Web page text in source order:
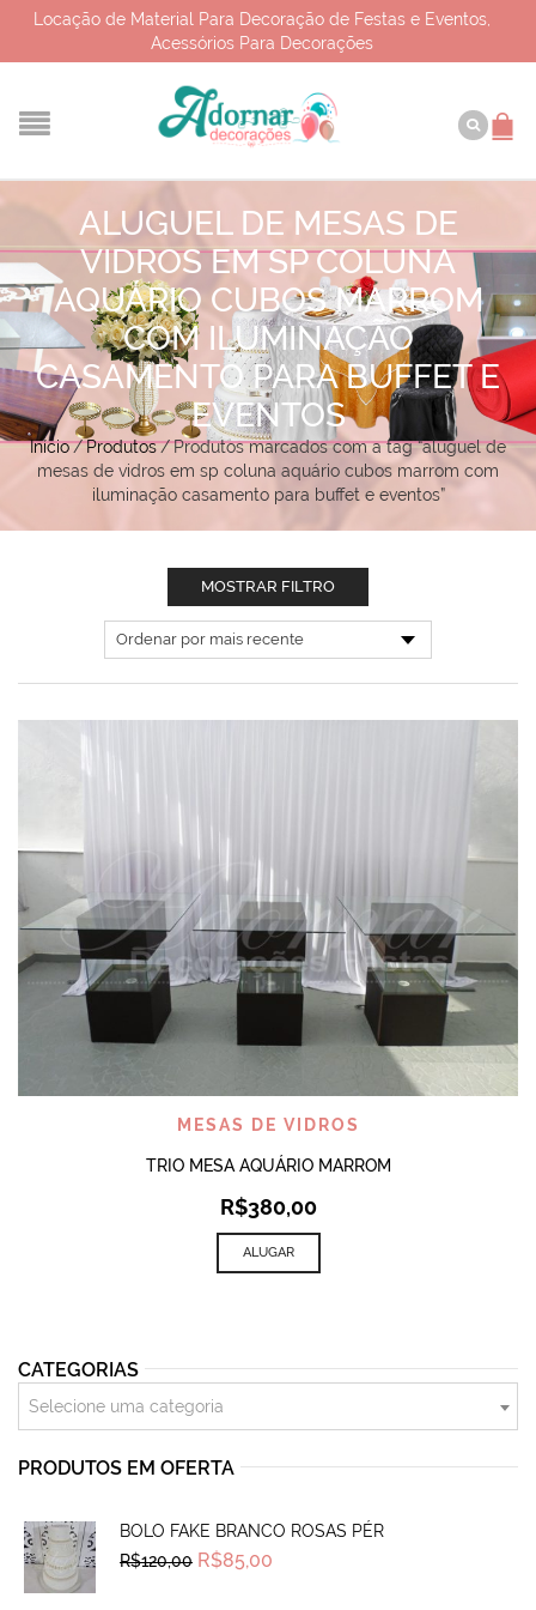
Locação de Material Para Decoração de Festas e Eventos,
Acessórios Para Decorações
ALUGUEL DE MESAS DE
VIDROS EM SP COLUNA
AQUÁRIO CUBOS MARROM
COM ILUMINAÇÃO
CASAMENTO PARA BUFFET E
EVENTOS
Início/Produtos/Produtos marcados com a tag “aluguel de
mesas de vidros em sp coluna aquário cubos marrom com
iluminação casamento para buffet e eventos”
MOSTRAR FILTRO
MESAS DE VIDROS
TRIO MESA AQUÁRIO MARROM
R$380,00
ALUGAR
CATEGORIAS
Selecione uma categoria
PRODUTOS EM OFERTA
BOLO FAKE BRANCO ROSAS PÉR
R$120,00 Original
price
R$85,00